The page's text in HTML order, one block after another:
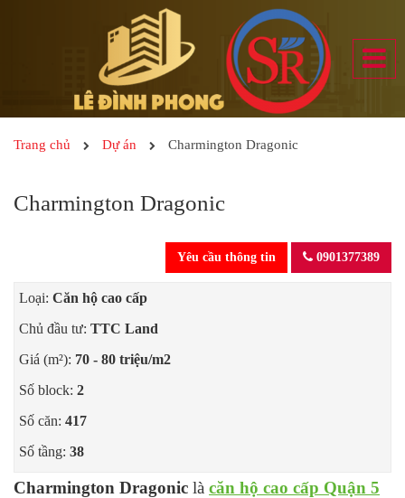
Trang chủ Dự án Charmington Dragonic
Charmington Dragonic
Yêu cầu thông tin 0901377389
Loại: Căn hộ cao cấp
Chủ đầu tư: TTC Land
Giá (m²): 70 - 80 triệu/m2
Số block: 2
Số căn: 417
Số tầng: 38
Charmington Dragonic là căn hộ cao cấp Quận 5